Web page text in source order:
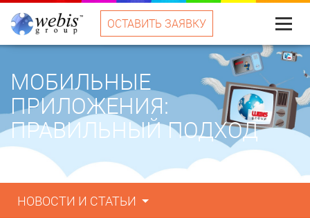
ОСТАВИТЬ ЗАЯВКУ Меню
МОБИЛЬНЫЕ
ПРИЛОЖЕНИЯ:
ПРАВИЛЬНЫЙ ПОДХОД
НОВОСТИ И СТАТЬИ